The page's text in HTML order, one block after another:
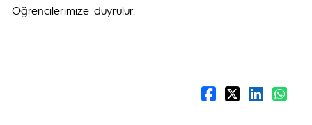
Öğrencilerimize duyrulur.